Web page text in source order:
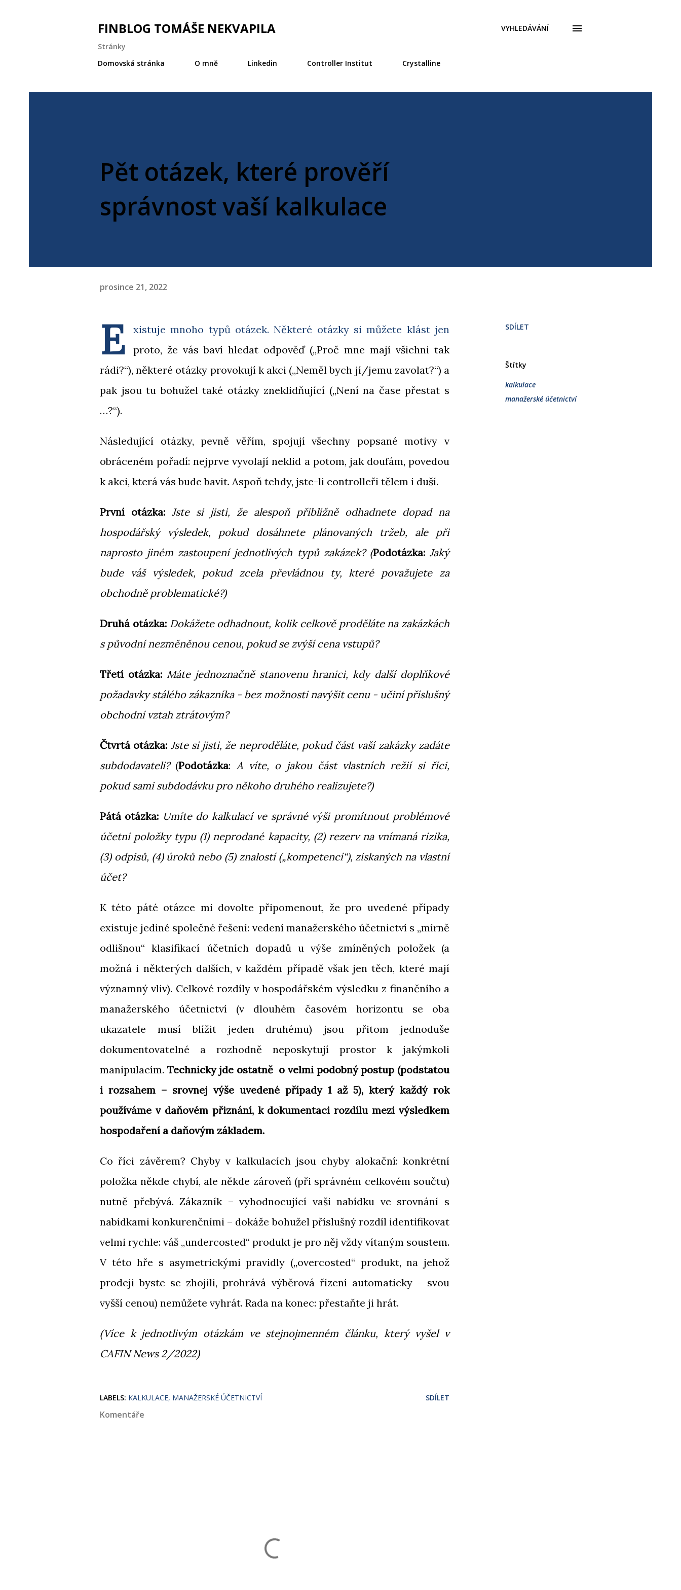
FINBLOG TOMÁŠE NEKVAPILA
VYHLEDÁVÁNÍ
Stránky
Domovská stránka
O mně Linkedin Controller Institut Crystalline
Pět otázek, které prověří
správnost vaší kalkulace
prosince 21, 2022
E
xistuje mnoho typů otázek. Některé otázky si můžete klást jen
proto, že vás baví hledat odpověď („Proč mne mají všichni tak
rádi?“), některé otázky provokují k akci („Neměl bych jí/jemu zavolat?“) a
pak jsou tu bohužel také otázky zneklidňující („Není na čase přestat s
…?“).
Následující otázky, pevně věřím, spojují všechny popsané motivy v
obráceném pořadí: nejprve vyvolají neklid a potom, jak doufám, povedou
k akci, která vás bude bavit. Aspoň tehdy, jste-li controlleři tělem i duší.
První otázka: Jste si jisti, že alespoň přibližně odhadnete dopad na
hospodářský výsledek, pokud dosáhnete plánovaných tržeb, ale při
naprosto jiném zastoupení jednotlivých typů zakázek? (Podotázka:Jaký
bude váš výsledek, pokud zcela převládnou ty, které považujete za
obchodně problematické?)
Druhá otázka: Dokážete odhadnout, kolik celkově proděláte na zakázkách
s původní nezměněnou cenou, pokud se zvýší cena vstupů?
Třetí otázka: Máte jednoznačně stanovenu hranici, kdy další doplňkové
požadavky stálého zákazníka - bez možnosti navýšit cenu - učiní příslušný
obchodní vztah ztrátovým?
Čtvrtá otázka: Jste si jisti, že neproděláte, pokud část vaší zakázky zadáte
subdodavateli? (Podotázka: A víte, o jakou část vlastních režií si říci,
pokud sami subdodávku pro někoho druhého realizujete?)
Pátá otázka: Umíte do kalkulací ve správné výši promítnout problémové
účetní položky typu (1) neprodané kapacity, (2) rezerv na vnímaná rizika,
(3) odpisů, (4) úroků nebo (5) znalostí („kompetencí“), získaných na vlastní
účet?
K této páté otázce mi dovolte připomenout, že pro uvedené případy
existuje jediné společné řešení: vedení manažerského účetnictví s „mírně
odlišnou“ klasifikací účetních dopadů u výše zmíněných položek (a
možná i některých dalších, v každém případě však jen těch, které mají
významný vliv). Celkové rozdíly v hospodářském výsledku z finančního a
manažerského účetnictví (v dlouhém časovém horizontu se oba
ukazatele musí blížit jeden druhému) jsou přitom jednoduše
dokumentovatelné a rozhodně neposkytují prostor k jakýmkoli
manipulacím. Technicky jde ostatně o velmi podobný postup (podstatou
i rozsahem – srovnej výše uvedené případy 1 až 5), který každý rok
používáme v daňovém přiznání, k dokumentaci rozdílu mezi výsledkem
hospodaření a daňovým základem.
Co říci závěrem? Chyby v kalkulacích jsou chyby alokační: konkrétní
položka někde chybí, ale někde zároveň (při správném celkovém součtu)
nutně přebývá. Zákazník – vyhodnocující vaši nabídku ve srovnání s
nabídkami konkurenčními – dokáže bohužel příslušný rozdíl identifikovat
velmi rychle: váš „undercosted“ produkt je pro něj vždy vítaným soustem.
V této hře s asymetrickými pravidly („overcosted“ produkt, na jehož
prodeji byste se zhojili, prohrává výběrová řízení automaticky - svou
vyšší cenou) nemůžete vyhrát. Rada na konec: přestaňte ji hrát.
(Více k jednotlivým otázkám ve stejnojmenném článku, který vyšel v
CAFIN News 2/2022)
SDÍLET
Štítky
kalkulace
manažerské účetnictví
LABELS: KALKULACE MANAŽERSKÉ ÚČETNICTVÍ SDÍLET
Komentáře